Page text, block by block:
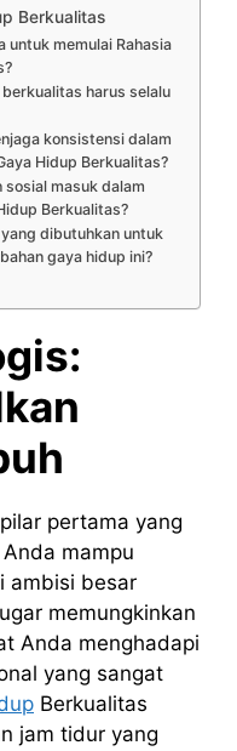
Berkualitas
untuk memulai Rahasia
harus selalu
konsistensi dalam
Hidup Berkualitas?
masuk dalam
Berkualitas?
dibutuhkan untuk
gaya hidup ini?
pertama yang
mampu
ambisi besar
memungkinkan
Anda menghadapi
yang sangat
Berkualitas
jam tidur yang